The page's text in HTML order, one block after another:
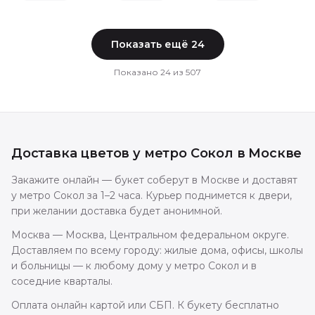
Показать ещё 24
Показано 24 из 507
Доставка цветову метро Сокол в Москве
Закажите онлайн — букет соберут в Москве и доставят
у метро Сокол за 1–2 часа. Курьер поднимется к двери,
при желании доставка будет анонимной.
Москва — Москва, Центральном федеральном округе.
Доставляем по всему городу: жилые дома, офисы, школы
и больницы — к любому дому у метро Сокол и в
соседние кварталы.
Оплата онлайн картой или СБП. К букету бесплатно